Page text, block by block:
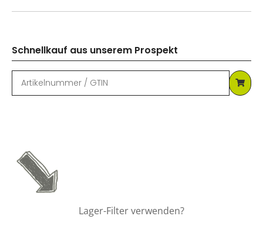
Schnellkauf aus unserem Prospekt
Lager-Filter verwenden?